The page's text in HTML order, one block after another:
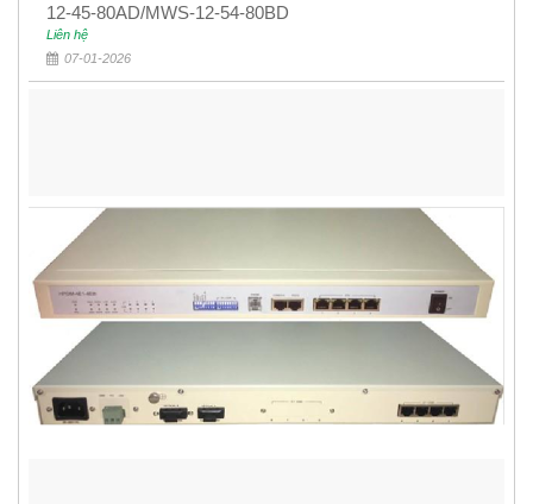
12-45-80AD/MWS-12-54-80BD
Liên hệ
07-01-2026